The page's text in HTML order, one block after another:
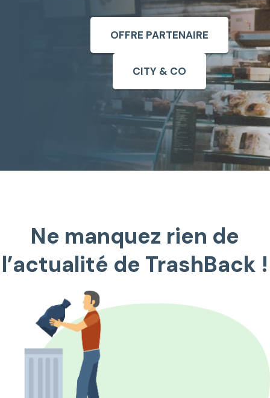
OFFRE PARTENAIRE
CITY & CO
Ne manquez rien de
l’actualité de TrashBack !